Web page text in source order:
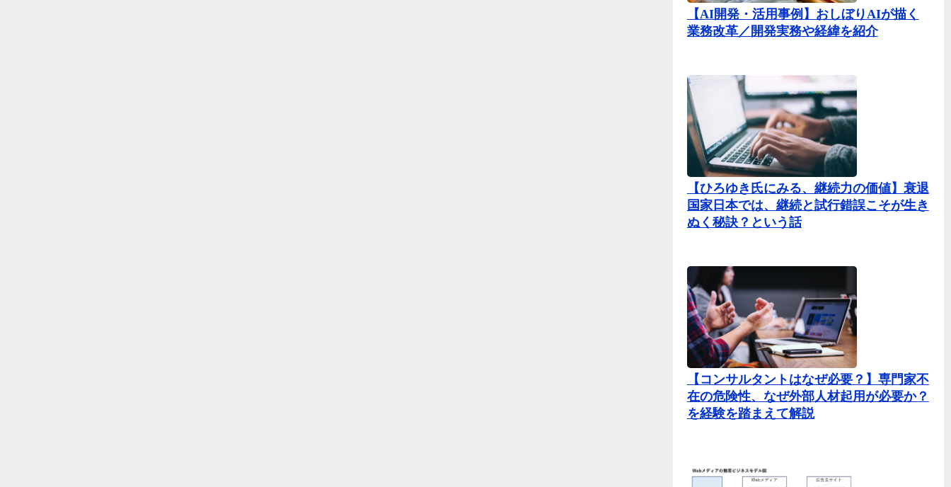
【AI開発・活用事例】おしぼりAIが描く
業務改革／開発実務や経緯を紹介
【ひろゆき氏にみる、継続力の価値】衰退
国家日本では、継続と試行錯誤こそが生き
ぬく秘訣？という話
【コンサルタントはなぜ必要？】専門家不
在の危険性、なぜ外部人材起用が必要か？
を経験を踏まえて解説